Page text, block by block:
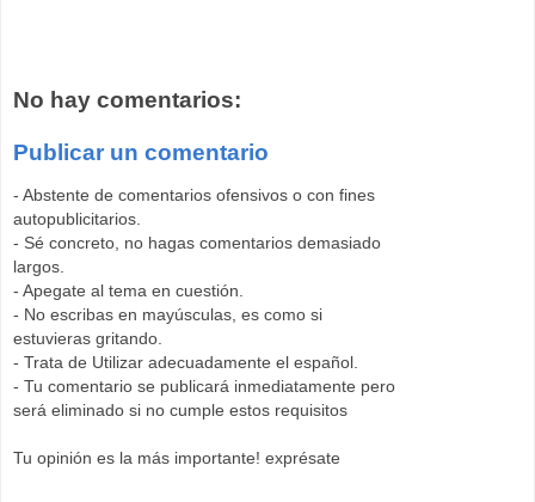
No hay comentarios:
Publicar un comentario
- Abstente de comentarios ofensivos o con fines
autopublicitarios.
- Sé concreto, no hagas comentarios demasiado
largos.
- Apegate al tema en cuestión.
- No escribas en mayúsculas, es como si
estuvieras gritando.
- Trata de Utilizar adecuadamente el español.
- Tu comentario se publicará inmediatamente pero
será eliminado si no cumple estos requisitos
Tu opinión es la más importante! exprésate